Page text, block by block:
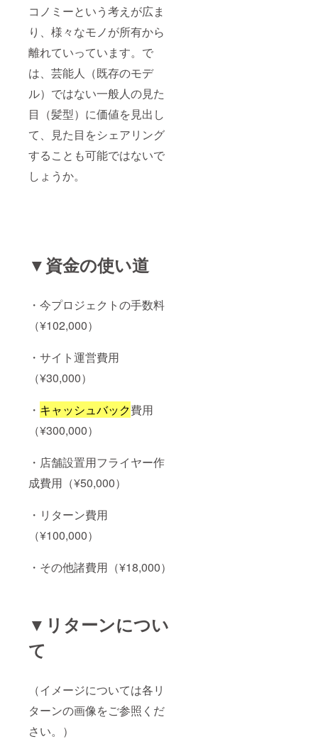
コノミーという考えが広ま
り、様々なモノが所有から
離れていっています。で
は、芸能人（既存のモデ
ル）ではない一般人の見た
目（髪型）に価値を見出し
て、見た目をシェアリング
することも可能ではないで
しょうか。
▼資金の使い道
・今プロジェクトの手数料
（¥102,000）
・サイト運営費用
（¥30,000）
・ キャッシュバック費用
（¥300,000）
・店舗設置用フライヤー作
成費用（¥50,000）
・リターン費用
（¥100,000）
・その他諸費用（¥18,000）
▼リターンについ
て
（イメージについては各リ
ターンの画像をご参照くだ
さい。）